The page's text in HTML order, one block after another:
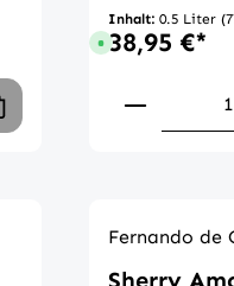
benutze die
Inhalt: 0.5 Liter
Sofort verfügbar,
38,95 €*
Fernando de
Sherry